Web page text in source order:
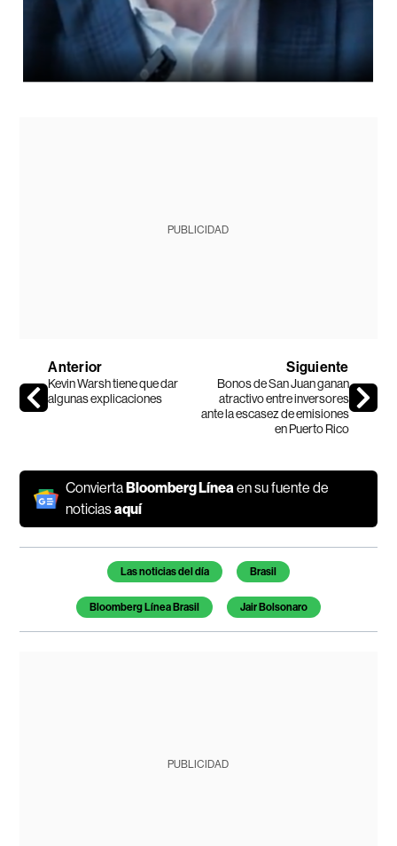
PUBLICIDAD
Anterior
Kevin Warsh tiene que dar
algunas explicaciones
Siguiente
Bonos de San Juan ganan
atractivo entre inversores
ante la escasez de emisiones
en Puerto Rico
ConviertaBloomberg Líneaen su fuente de
noticiasaquí
Temas de este artículo
Las noticias del día Brasil
Bloomberg Línea Brasil Jair Bolsonaro
PUBLICIDAD